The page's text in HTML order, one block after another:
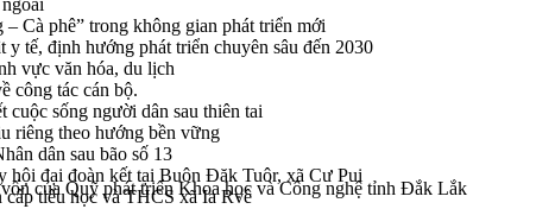
Cà phê” trong không gian phát triển mới
tế, định hướng phát triển chuyên sâu đến 2030
vực văn hóa, du lịch
công tác cán bộ.
sống người dân sau thiên tai
riêng theo hướng bền vững
dân sau bão số 13
đại đoàn kết tại Buôn Đăk Tuôr, xã Cư Pui
tiểu học và THCS xã Ia Rvê
của Quỹ phát triển Khoa học và Công nghệ tỉnh Đắk Lắk